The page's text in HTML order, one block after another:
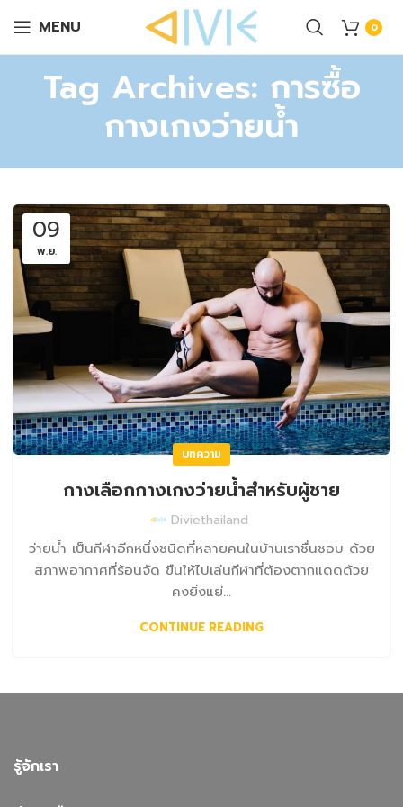
MENU 0
Tag Archives: การซื้อ
กางเกงว่ายน้ำ
09
พ.ย.
บทความ
กางเลือกกางเกงว่ายน้ำสำหรับผู้ชาย
Diviethailand
ว่ายน้ำ เป็นกีฬาอีกหนึ่งชนิดที่หลายคนในบ้านเราชื่นชอบ ด้วย
สภาพอากาศที่ร้อนจัด ขืนให้ไปเล่นกีฬาที่ต้องตากแดดด้วย
คงยิ่งแย่...
CONTINUE READING
รู้จักเรา